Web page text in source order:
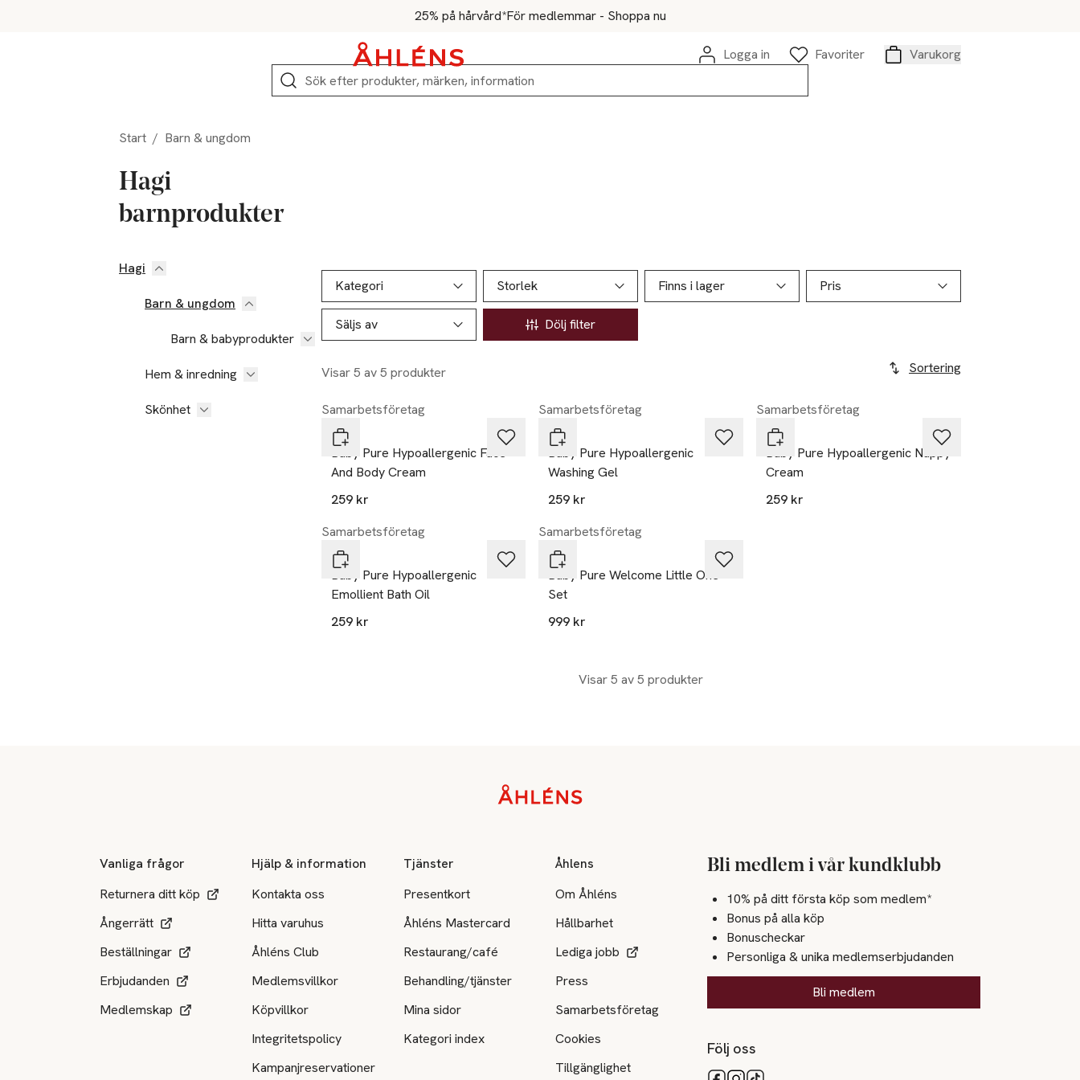
25% på hårvård*För medlemmar - Shoppa nu
Logga in
Favoriter
Varukorg
Sök
Start / Barn & ungdom
Hagi
barnprodukter
Hoppa till produktsidan
Hagi
Barn & ungdom
Barn & babyprodukter
Hem & inredning
Skönhet
Hoppa till produktsidan
Kategori
Storlek Finns i lager Pris
Säljs av Dölj filter
Visar 5 av 5 produkter Sortering
Lista över produkter
Samarbetsföretag
Hagi
Baby Pure Hypoallergenic Face
And Body Cream
259 kr
Samarbetsföretag
Hagi
Baby Pure Hypoallergenic
Washing Gel
259 kr
Samarbetsföretag
Hagi
Baby Pure Hypoallergenic Nappy
Cream
259 kr
Samarbetsföretag
Hagi
Baby Pure Hypoallergenic
Emollient Bath Oil
259 kr
Samarbetsföretag
Hagi
Baby Pure Welcome Little One
Set
999 kr
Visar 5 av 5 produkter
Vanliga frågor
Returnera ditt köp
Ångerrätt
Beställningar
Erbjudanden
Medlemskap
Hjälp & information
Kontakta oss
Hitta varuhus
Åhléns Club
Medlemsvillkor
Köpvillkor
Integritetspolicy
Kampanjreservationer
Tjänster
Presentkort
Åhléns Mastercard
Restaurang/café
Behandling/tjänster
Mina sidor
Kategori index
Åhlens
Om Åhléns
Hållbarhet
Lediga jobb
Press
Samarbetsföretag
Cookies
Tillgänglighet
Bli medlem i vår kundklubb
10% på ditt första köp som medlem*
Bonus på alla köp
Bonuscheckar
Personliga & unika medlemserbjudanden
Bli medlem
Följ oss